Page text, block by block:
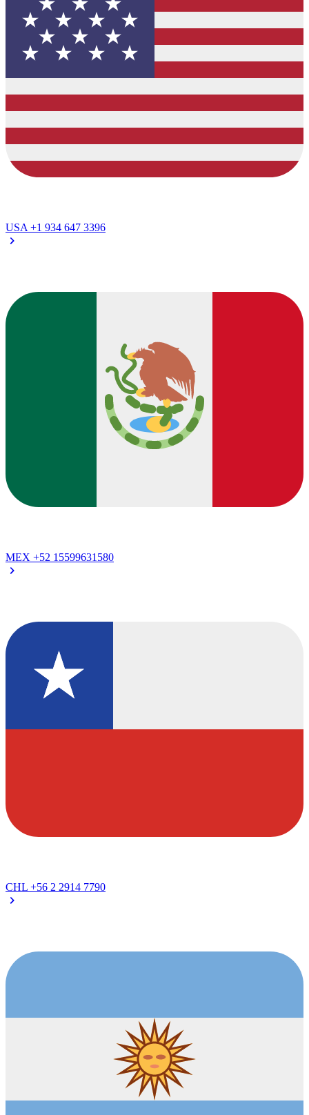
USA +1 934 647 3396
MEX +52 15599631580
CHL +56 2 2914 7790